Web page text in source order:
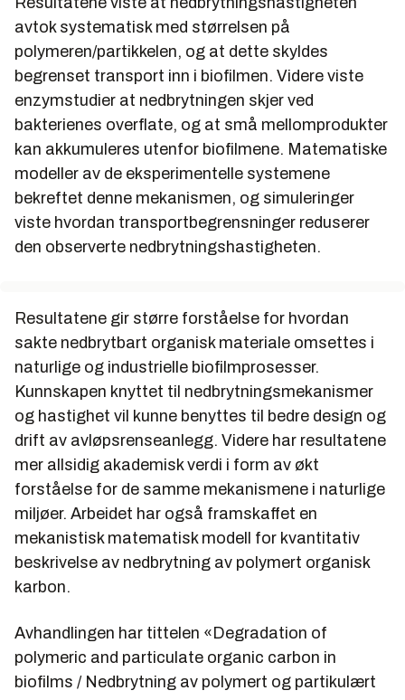
avtok systematisk med størrelsen på
polymeren/partikkelen, og at dette skyldes
begrenset transport inn i biofilmen. Videre viste
enzymstudier at nedbrytningen skjer ved
bakterienes overflate, og at små mellomprodukter
kan akkumuleres utenfor biofilmene. Matematiske
modeller av de eksperimentelle systemene
bekreftet denne mekanismen, og simuleringer
viste hvordan transportbegrensninger reduserer
den observerte nedbrytningshastigheten.
Resultatene gir større forståelse for hvordan
sakte nedbrytbart organisk materiale omsettes i
naturlige og industrielle biofilmprosesser.
Kunnskapen knyttet til nedbrytningsmekanismer
og hastighet vil kunne benyttes til bedre design og
drift av avløpsrenseanlegg. Videre har resultatene
mer allsidig akademisk verdi i form av økt
forståelse for de samme mekanismene i naturlige
miljøer. Arbeidet har også framskaffet en
mekanistisk matematisk modell for kvantitativ
beskrivelse av nedbrytning av polymert organisk
karbon.
Avhandlingen har tittelen «Degradation of
polymeric and particulate organic carbon in
biofilms / Nedbrytning av polymert og partikulært